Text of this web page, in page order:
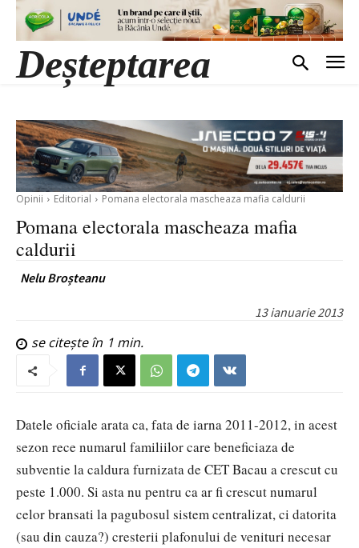
Deșteptarea
Opinii Editorial Pomana electorala mascheaza mafia caldurii
Pomana electorala mascheaza mafia
caldurii
Nelu Broșteanu
13 ianuarie 2013
se citește în 1 min.
Datele oficiale arata ca, fata de iarna 2011-2012, in acest
sezon rece numarul familiilor care beneficiaza de
subventie la caldura furnizata de CET Bacau a crescut cu
peste 1.000. Si asta nu pentru ca ar fi crescut numarul
celor bransati la pagubosul sistem centralizat, ci datorita
(sau din cauza?) cresterii plafonului de venituri necesar